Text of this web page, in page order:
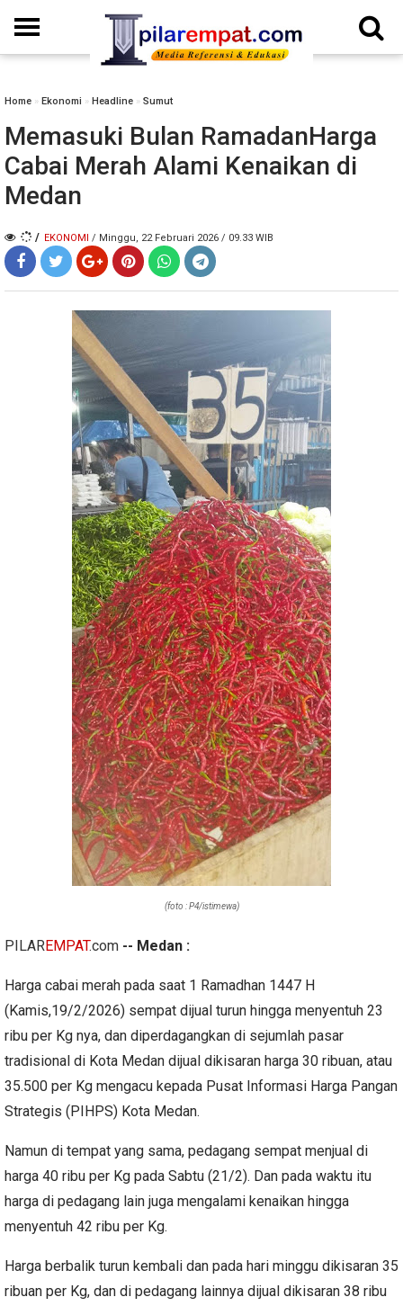
Home » Ekonomi » Headline » Sumut
Memasuki Bulan RamadanHarga
Cabai Merah Alami Kenaikan di
Medan
/ EKONOMI / Minggu, 22 Februari 2026 / 09.33 WIB
(foto : P4/istimewa)
PILAREMPAT.com -- Medan :
Harga cabai merah pada saat 1 Ramadhan 1447 H
(Kamis,19/2/2026) sempat dijual turun hingga menyentuh 23
ribu per Kg nya, dan diperdagangkan di sejumlah pasar
tradisional di Kota Medan dijual dikisaran harga 30 ribuan, atau
35.500 per Kg mengacu kepada Pusat Informasi Harga Pangan
Strategis (PIHPS) Kota Medan.
Namun di tempat yang sama, pedagang sempat menjual di
harga 40 ribu per Kg pada Sabtu (21/2). Dan pada waktu itu
harga di pedagang lain juga mengalami kenaikan hingga
menyentuh 42 ribu per Kg.
Harga berbalik turun kembali dan pada hari minggu dikisaran 35
ribuan per Kg, dan di pedagang lainnya dijual dikisaran 38 ribu